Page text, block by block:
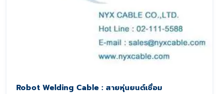
Robot Welding Cable : สายหุ่นยนต์เชื่อม